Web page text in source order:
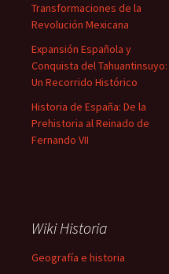
Transformaciones de la
Revolución Mexicana
Expansión Española y
Conquista del Tahuantinsuyo:
Un Recorrido Histórico
Historia de España: De la
Prehistoria al Reinado de
Fernando VII
Wiki Historia
Geografía e historia